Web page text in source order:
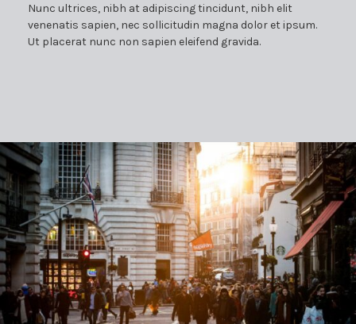
Nunc ultrices, nibh at adipiscing tincidunt, nibh elit
venenatis sapien, nec sollicitudin magna dolor et ipsum.
Ut placerat nunc non sapien eleifend gravida.